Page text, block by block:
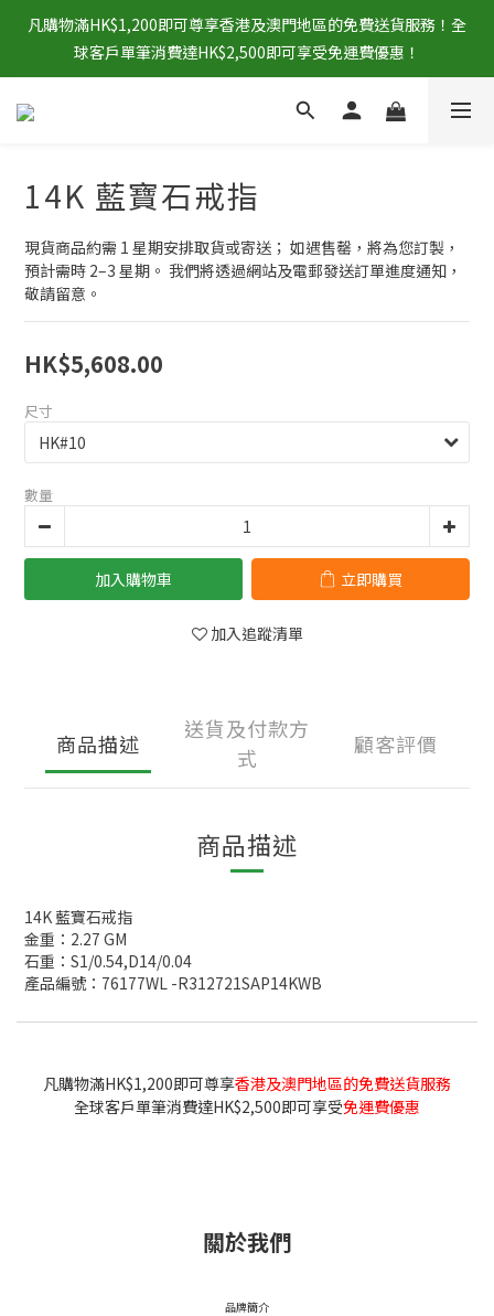
凡購物滿HK$1,200即可尊享香港及澳門地區的免費送貨服務！全
球客戶單筆消費達HK$2,500即可享受免運費優惠！
14K 藍寶石戒指
現貨商品約需 1 星期安排取貨或寄送； 如遇售罄，將為您訂製，
預計需時 2–3 星期。 我們將透過網站及電郵發送訂單進度通知，
敬請留意。
HK$5,608.00
尺寸
數量
加入購物車 立即購買
加入追蹤清單
商品描述
送貨及付款方
式
顧客評價
商品描述
14K 藍寶石戒指
金重：2.27 GM
石重：S1/0.54,D14/0.04
產品編號：76177WL -R312721SAP14KWB
凡購物滿HK$1,200即可尊享香港及澳門地區的免費送貨服務
全球客戶單筆消費達HK$2,500即可享受免運費優惠
關於我們
品牌簡介